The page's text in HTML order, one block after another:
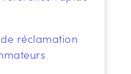
réclamation